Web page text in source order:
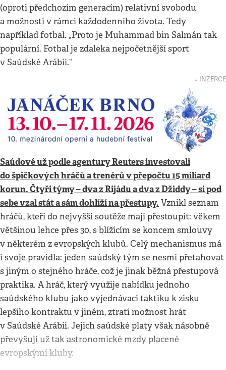
(oproti předchozím generacím) relativní svobodu
a možnosti v rámci každodenního života. Tedy
například fotbal. „Proto je Muhammad bin Salmán tak
populární. Fotbal je zdaleka nejpočetnější sport
v Saúdské Arábii.“
↓ INZERCE
Saúdové už podle agentury Reuters investovali
do špičkových hráčů a trenérů v přepočtu 15 miliard
korun. Čtyři týmy – dva z Rijádu a dva z Džiddy – si pod
sebe vzal stát a sám dohlíží na přestupy. Vznikl seznam
hráčů, kteří do nejvyšší soutěže mají přestoupit: věkem
většinou lehce přes 30, s blížícím se koncem smlouvy
v některém z evropských klubů. Celý mechanismus má
i svoje pravidla: jeden saúdský tým se nesmí přetahovat
s jiným o stejného hráče, což je jinak běžná přestupová
praktika. A hráč, který využije nabídku jednoho
saúdského klubu jako vyjednávací taktiku k zisku
lepšího kontraktu v jiném, ztratí možnost hrát
v Saúdské Arábii. Jejich saúdské platy však násobně
převyšují už tak astronomické mzdy placené
evropskými kluby.